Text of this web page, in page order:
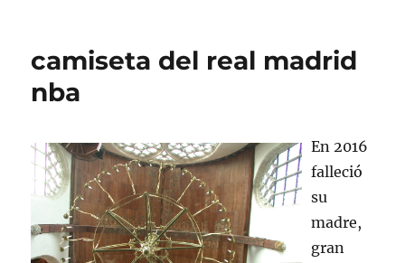
camiseta del real madrid
nba
En 2016
falleció
su
madre,
gran